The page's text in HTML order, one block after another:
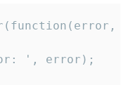
', error);